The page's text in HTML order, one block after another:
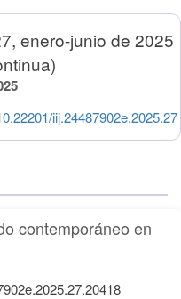
enero-junio de 2025
iij.24487902e.2025.27
contemporáneo en